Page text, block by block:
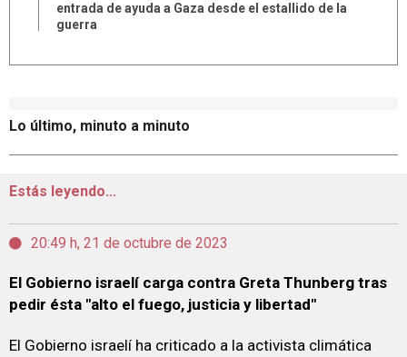
Lo último, minuto a minuto
Estás leyendo...
20:49 h, 21 de octubre de 2023
El Gobierno israelí carga contra Greta Thunberg tras
pedir ésta "alto el fuego, justicia y libertad"
El Gobierno israelí ha criticado a la activista climática
entrada de ayuda a Gaza desde el estallido de la
guerra